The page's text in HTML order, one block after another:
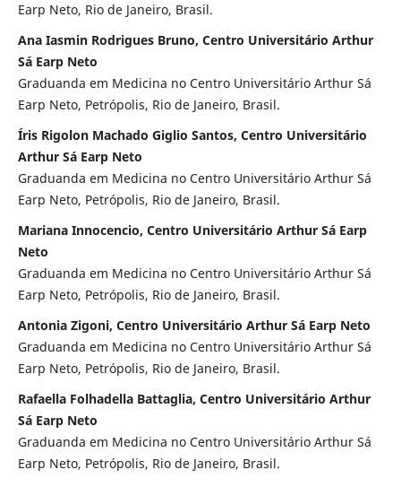
Earp Neto, Rio de Janeiro, Brasil.
Ana Iasmin Rodrigues Bruno, Centro Universitário Arthur
Sá Earp Neto
Graduanda em Medicina no Centro Universitário Arthur Sá
Earp Neto, Petrópolis, Rio de Janeiro, Brasil.
Íris Rigolon Machado Giglio Santos, Centro Universitário
Arthur Sá Earp Neto
Graduanda em Medicina no Centro Universitário Arthur Sá
Earp Neto, Petrópolis, Rio de Janeiro, Brasil.
Mariana Innocencio, Centro Universitário Arthur Sá Earp
Neto
Graduanda em Medicina no Centro Universitário Arthur Sá
Earp Neto, Petrópolis, Rio de Janeiro, Brasil.
Antonia Zigoni, Centro Universitário Arthur Sá Earp Neto
Graduanda em Medicina no Centro Universitário Arthur Sá
Earp Neto, Petrópolis, Rio de Janeiro, Brasil.
Rafaella Folhadella Battaglia, Centro Universitário Arthur
Sá Earp Neto
Graduanda em Medicina no Centro Universitário Arthur Sá
Earp Neto, Petrópolis, Rio de Janeiro, Brasil.